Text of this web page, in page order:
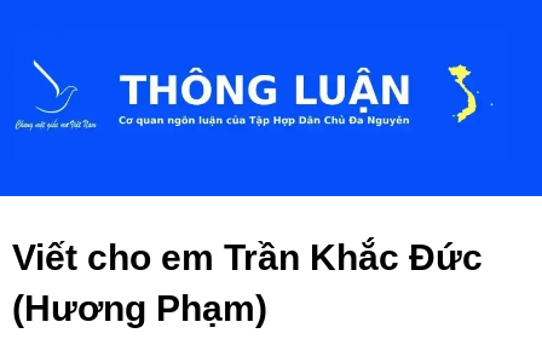
Viết cho em Trần Khắc Đức
(Hương Phạm)